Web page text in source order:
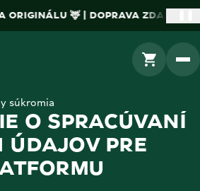
🦌 | DOPRAVA ZDARMA PRI
DO KOŠÍKA
súkromia
O SPRACÚVANÍ
ÚDAJOV PRE